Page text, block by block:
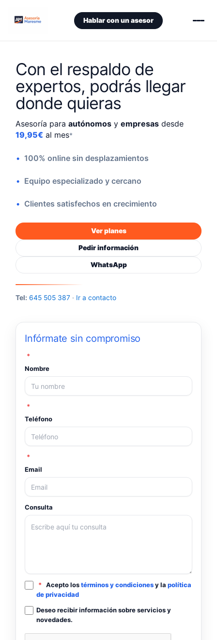
Hablar con un asesor
Con el respaldo de
expertos, podrás llegar
donde quieras
Asesoría para autónomos y empresas desde
19,95€ al mes*
100% online sin desplazamientos
Equipo especializado y cercano
Clientes satisfechos en crecimiento
Ver planes
Pedir información
WhatsApp
Tel: 645 505 387 · Ir a contacto
Infórmate sin compromiso
*
Nombre
*
Teléfono
*
Email
Consulta
* Acepto lostérminos y condicionesy la política
de privacidad
Deseo recibir información sobre servicios y
novedades.